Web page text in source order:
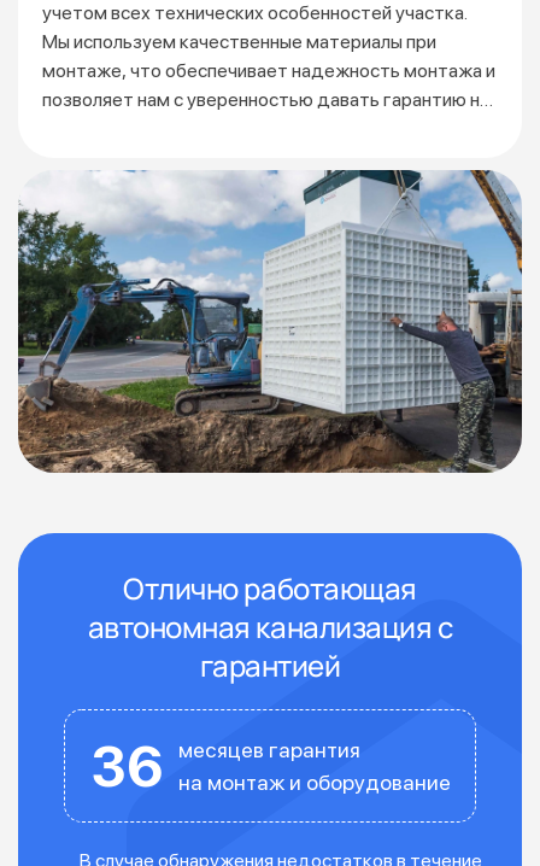
учетом всех технических особенностей участка.
Мы используем качественные материалы при
монтаже, что обеспечивает надежность монтажа и
позволяет нам с уверенностью давать гарантию на
Отлично работающая
автономная канализация с
гарантией
36
месяцев гарантия
на монтаж и оборудование
В случае обнаружения недостатков в течение